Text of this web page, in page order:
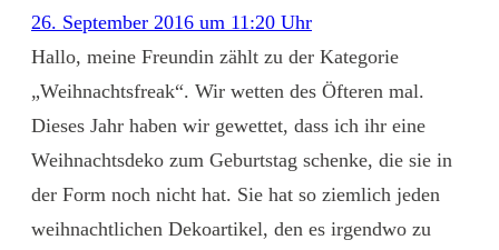
26. September 2016 um 11:20 Uhr
Hallo, meine Freundin zählt zu der Kategorie
„Weihnachtsfreak“. Wir wetten des Öfteren mal.
Dieses Jahr haben wir gewettet, dass ich ihr eine
Weihnachtsdeko zum Geburtstag schenke, die sie in
der Form noch nicht hat. Sie hat so ziemlich jeden
weihnachtlichen Dekoartikel, den es irgendwo zu